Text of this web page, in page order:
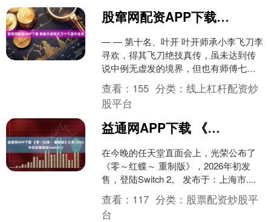
股窜网配资APP下载 剧版天涯明月刀十大高手排名
— — 第十名、叶开 叶开师承小李飞刀李
寻欢，得其飞刀绝技真传，虽未达到传
说中例无虚发的境界，但也有师傅七八
成功力，后来又学会傅红雪灭绝十字刀
法，武功再上一层楼....
查看： 155 分类：线上杠杆配资炒
股平台
益通网APP下载 《零～红蝶～ 重制版》公布 2026年初发售登陆Switch 2
在今晚的任天堂直面会上，光荣公布了
《零～红蝶～ 重制版》，2026年初发
售，登陆Switch 2。 发布于：上海市....
查看： 117 分类： 股票配资炒股平
台